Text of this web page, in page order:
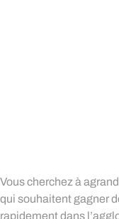
Vous cherchez à
qui souhaitent gagner
rapidement dans